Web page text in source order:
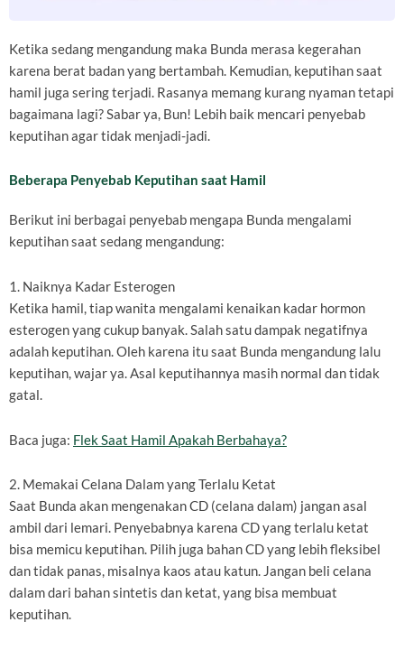
Ketika sedang mengandung maka Bunda merasa kegerahan
karena berat badan yang bertambah. Kemudian, keputihan saat
hamil juga sering terjadi. Rasanya memang kurang nyaman tetapi
bagaimana lagi? Sabar ya, Bun! Lebih baik mencari penyebab
keputihan agar tidak menjadi-jadi.
Beberapa Penyebab Keputihan saat Hamil
Berikut ini berbagai penyebab mengapa Bunda mengalami
keputihan saat sedang mengandung:
1. Naiknya Kadar Esterogen
Ketika hamil, tiap wanita mengalami kenaikan kadar hormon
esterogen yang cukup banyak. Salah satu dampak negatifnya
adalah keputihan. Oleh karena itu saat Bunda mengandung lalu
keputihan, wajar ya. Asal keputihannya masih normal dan tidak
gatal.
Baca juga: Flek Saat Hamil Apakah Berbahaya?
2. Memakai Celana Dalam yang Terlalu Ketat
Saat Bunda akan mengenakan CD (celana dalam) jangan asal
ambil dari lemari. Penyebabnya karena CD yang terlalu ketat
bisa memicu keputihan. Pilih juga bahan CD yang lebih fleksibel
dan tidak panas, misalnya kaos atau katun. Jangan beli celana
dalam dari bahan sintetis dan ketat, yang bisa membuat
keputihan.